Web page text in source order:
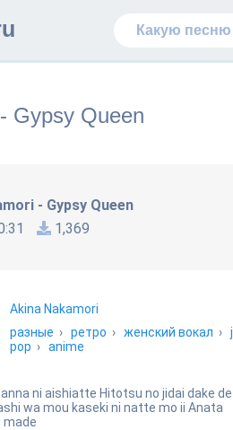
Gypsy Queen
- Gypsy Queen
1,369
Akina Nakamori
разные › ретро › женский вокал › j
pop › anime
ni aishiatte Hitotsu no jidai dake de
wa mou kaseki ni natte mo ii Anata
made